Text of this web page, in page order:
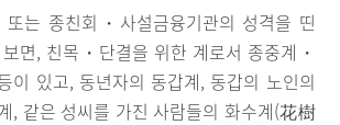
는 종친회・사설금융기관의 성격을 띤
면, 친목・단결을 위한 계로서 종중계・
이 있고, 동년자의 동갑계, 동갑의 노인의
, 같은 성씨를 가진 사람들의 화수계(花樹